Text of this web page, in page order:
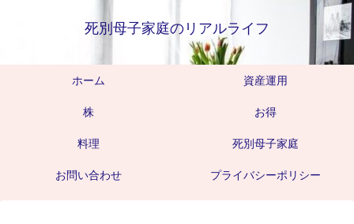
死別母子家庭のリアルライフ
ホーム 資産運用
株 お得
料理 死別母子家庭
お問い合わせ プライバシーポリシー